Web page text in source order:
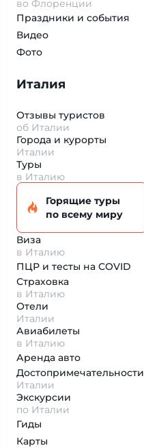
во Флоренции
Праздники и события
Видео
Фото
Италия
Отзывы туристов
об Италии
Города и курорты
Италии
Туры
в Италию
Горящие туры
по всему миру
Виза
в Италию
ПЦР и тесты на COVID
Страховка
в Италию
Отели
Италии
Авиабилеты
в Италию
Аренда авто
Достопримеча­тельности
Италии
Экскурсии
по Италии
Гиды
Карты